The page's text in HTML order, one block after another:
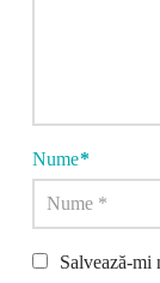
Nume*
Salvează-mi